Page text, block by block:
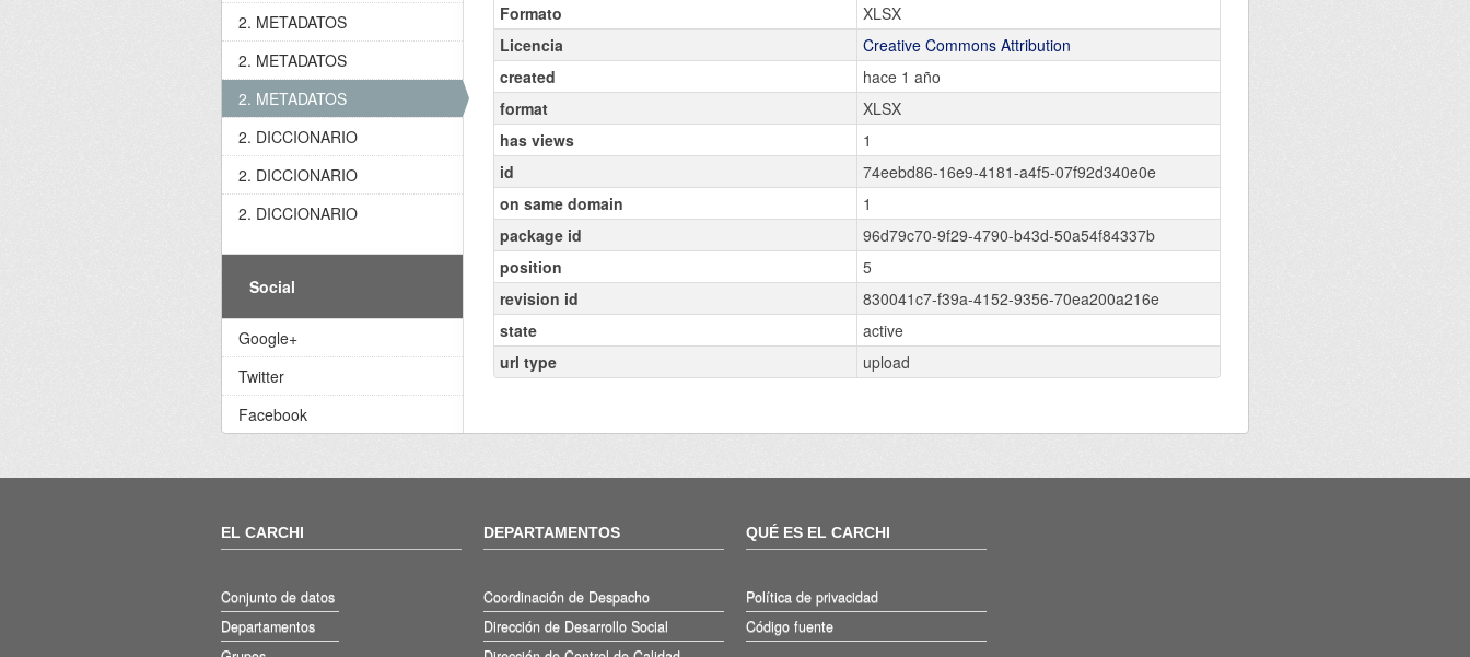
Formato
XLSX
Licencia
Creative Commons Attribution
created
hace 1 año
format
XLSX
has views
1
id
74eebd86-16e9-4181-a4f5-07f92d340e0e
on same domain
1
package id
96d79c70-9f29-4790-b43d-50a54f84337b
position
5
revision id
830041c7-f39a-4152-9356-70ea200a216e
state
active
url type
upload
2. METADATOS
2. METADATOS
2. METADATOS
2. DICCIONARIO
2. DICCIONARIO
2. DICCIONARIO
Social
Google+
Twitter
Facebook
EL CARCHI
Conjunto de datos
Departamentos
DEPARTAMENTOS
Coordinación de Despacho
Dirección de Desarrollo Social
QUÉ ES EL CARCHI
Política de privacidad
Código fuente